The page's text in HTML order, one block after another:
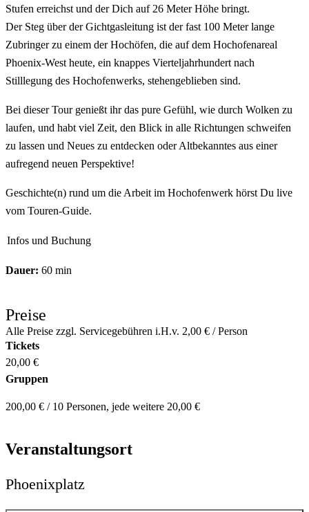
Stufen erreichst und der Dich auf 26 Meter Höhe bringt.
Der Steg über der Gichtgasleitung ist der fast 100 Meter lange
Zubringer zu einem der Hochöfen, die auf dem Hochofenareal
Phoenix-West heute, ein knappes Vierteljahrhundert nach
Stilllegung des Hochofenwerks, stehengeblieben sind.
Bei dieser Tour genießt ihr das pure Gefühl, wie durch Wolken zu
laufen, und habt viel Zeit, den Blick in alle Richtungen schweifen
zu lassen und Neues zu entdecken oder Altbekanntes aus einer
aufregend neuen Perspektive!
Geschichte(n) rund um die Arbeit im Hochofenwerk hörst Du live
vom Touren-Guide.
Infos und Buchung
Dauer: 60 min
Preise
Alle Preise zzgl. Servicegebühren i.H.v. 2,00 € / Person
Tickets
20,00 €
Gruppen
200,00 € / 10 Personen, jede weitere 20,00 €
Veranstaltungsort
Phoenixplatz